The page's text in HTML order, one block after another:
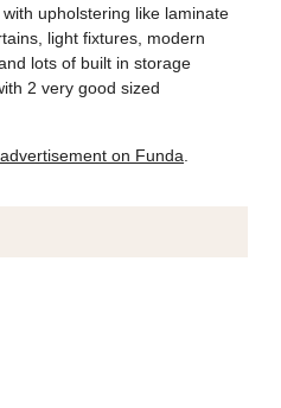
upholstering like laminate
light fixtures, modern
lots of built in storage
2 very good sized
on Funda